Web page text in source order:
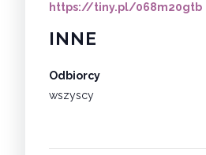
https://tiny.pl/068m20gtb
INNE
Odbiorcy
wszyscy